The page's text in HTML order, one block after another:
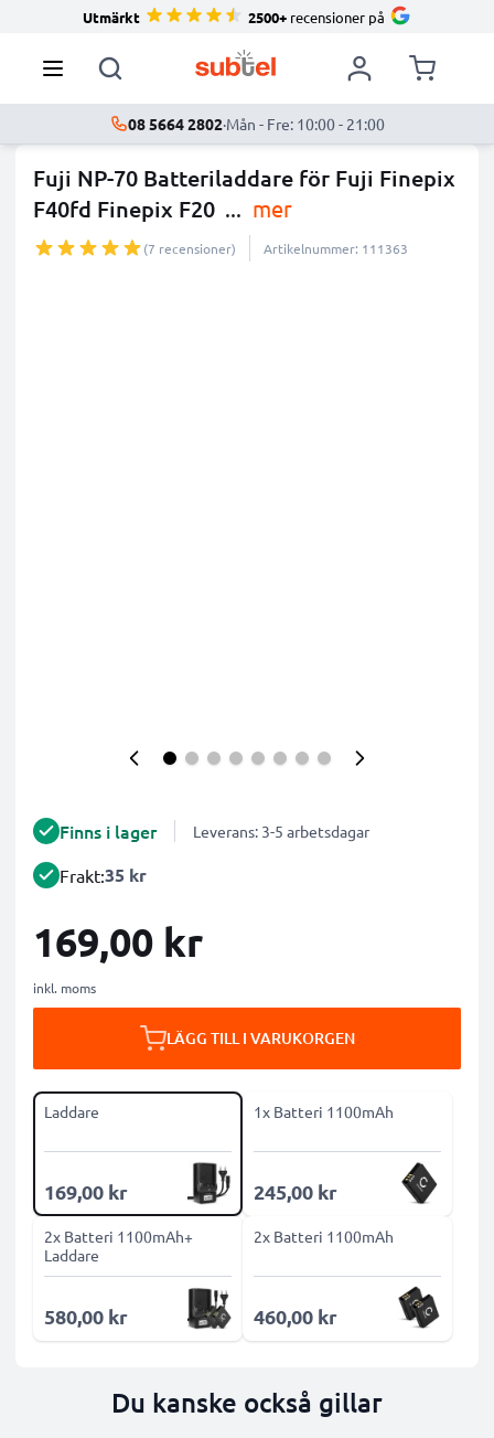
Utmärkt 2500+ recensioner på
08 5664 2802·Mån - Fre: 10:00 - 21:00
Fuji NP-70 Batteriladdare för Fuji Finepix
F40fd Finepix F20 ... mer
(7 recensioner) Artikelnummer: 111363
Finns i lager Leverans: 3-5 arbetsdagar
Frakt:35 kr
169,00 kr
inkl. moms
LÄGG TILL I VARUKORGEN
Laddare
169,00 kr
1x Batteri 1100mAh
245,00 kr
2x Batteri 1100mAh+
Laddare
580,00 kr
2x Batteri 1100mAh
460,00 kr
Du kanske också gillar